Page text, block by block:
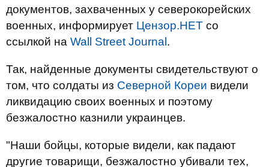
документов, захваченных у северокорейских
военных, информирует Цензор.НЕТ со
ссылкой на Wall Street Journal .
Так, найденные документы свидетельствуют о
том, что солдаты из Северной Кореи видели
ликвидацию своих военных и поэтому
безжалостно казнили украинцев.
"Наши бойцы, которые видели, как падают
другие товарищи, безжалостно убивали тех,